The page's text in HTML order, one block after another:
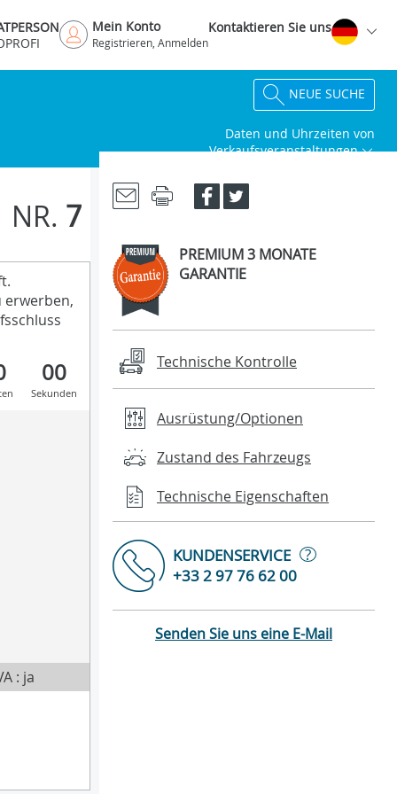
Mein Konto
Registrieren, Anmelden
Kontaktieren Sie uns
NEUE SUCHE
Daten und Uhrzeiten von
Verkaufsveranstaltungen
NR. 7
erwerben,
00
Sekunden
: ja
PREMIUM 3 MONATE
GARANTIE
Technische Kontrolle
Ausrüstung/Optionen
Zustand des Fahrzeugs
Technische Eigenschaften
KUNDENSERVICE
?
+33 2 97 76 62 00
Senden Sie uns eine E-Mail